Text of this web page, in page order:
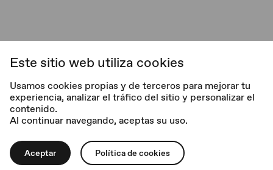
V. 2.0.1
Este sitio web utiliza cookies
Usamos cookies propias y de terceros para mejorar tu
experiencia, analizar el tráfico del sitio y personalizar el
contenido.
Al continuar navegando, aceptas su uso.
Aceptar Política de cookies